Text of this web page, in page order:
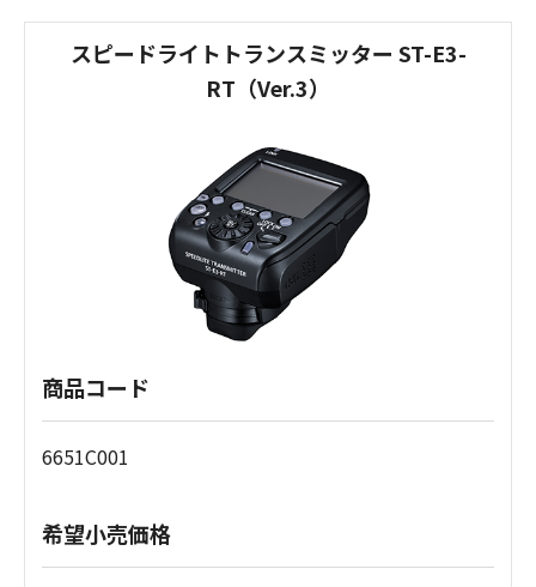
スピードライトトランスミッター ST-E3-
RT（Ver.3）
商品コード
6651C001
希望小売価格